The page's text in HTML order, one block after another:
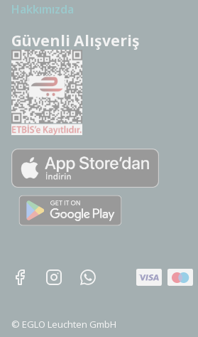
Hakkımızda
Güvenli Alışveriş
© EGLO Leuchten GmbH